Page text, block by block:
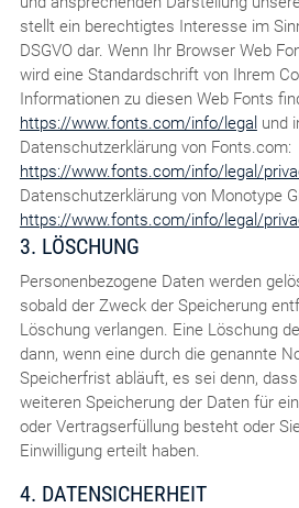
stellt ein berechtigtes Interesse im
DSGVO dar. Wenn Ihr Browser Web
wird eine Standardschrift von Ihrem
Informationen zu diesen Web Fonts
https://www.fonts.com/info/legal und
Datenschutzerklärung von Fonts.com:
https://www.fonts.com/info/legal/
Datenschutzerklärung von Monotype
https://www.fonts.com/info/legal/
3. LÖSCHUNG
Personenbezogene Daten werden
sobald der Zweck der Speicherung
Löschung verlangen. Eine Löschung
dann, wenn eine durch die genannte
Speicherfrist abläuft, es sei denn,
weiteren Speicherung der Daten für
oder Vertragserfüllung besteht oder
Einwilligung erteilt haben.
4. DATENSICHERHEIT